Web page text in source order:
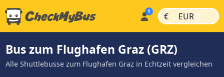
€ | EUR |
Bus zum Flughafen Graz (GRZ)
Alle Shuttlebusse zum Flughafen Graz in Echtzeit vergleichen